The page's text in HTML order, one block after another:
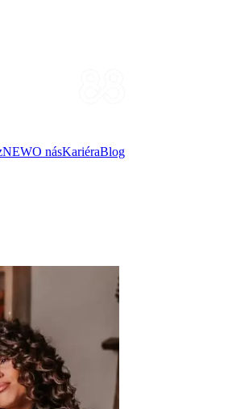
NEWO násKariéraBlog